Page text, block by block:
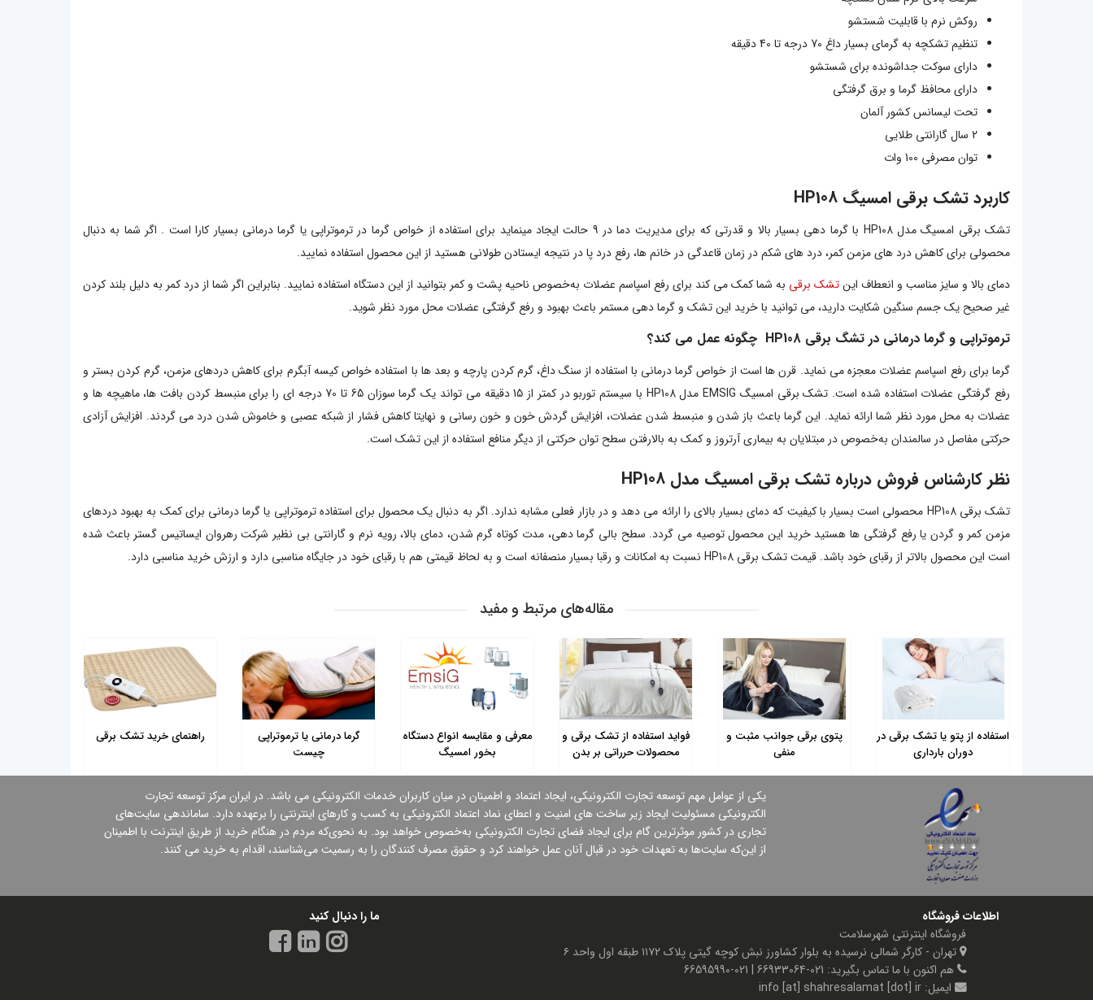
روکش نرم با قابلیت شستشو
تنظیم تشکچه به گرمای بسیار داغ 70 درجه تا 40 دقیقه
دارای سوکت جداشونده برای شستشو
دارای محافظ گرما و برق گرفتگی
تحت لیسانس کشور آلمان
2 سال گارانتی طلایی
توان مصرفی 100 وات
کاربرد تشک برقی امسیگ HP108
تشک برقی امسیگ مدل HP108 با گرما دهی بسیار بالا و قدرتی که برای مدیریت دما در 9 حالت ایجاد مینماید برای استفاده از خواص گرما در ترموتراپی یا گرما درمانی بسیار کارا است . اگر شما به دنبال
محصولی برای کاهش درد های مزمن کمر، درد های شکم در زمان قاعدگی در خانم ها، رفع درد پا در نتیجه ایستادن طولانی هستید از این محصول استفاده نمایید.
دمای بالا و سایز مناسب و انعطاف اینتشک برقی به شما کمک می کند برای رفع اسپاسم عضلات به‌خصوص ناحیه پشت و کمر بتوانید از این دستگاه استفاده نمایید. بنابراین اگر شما از درد کمر به دلیل بلند کردن
غیر صحیح یک جسم سنگین شکایت دارید، می توانید با خرید این تشک و گرما دهی مستمر باعث بهبود و رفع گرفتگی عضلات محل مورد نظر شوید.
ترموتراپی و گرما درمانی در تشگ برقی HP108 چگونه عمل می کند؟
گرما برای رفع اسپاسم عضلات معجزه می نماید. قرن ها است از خواص گرما درمانی با استفاده از سنگ داغ، گرم کردن پارچه و بعد ها با استفاده خواص کیسه آبگرم برای کاهش دردهای مزمن، گرم کردن بستر و
رفع گرفتگی عضلات استفاده شده است. تشک برقی امسیگ EMSIG مدل HP108 با سیستم توربو در کمتر از 15 دقیقه می تواند یک گرما سوزان 65 تا 70 درجه ای را برای منبسط کردن بافت ها، ماهیچه ها و
عضلات به محل مورد نظر شما ارائه نماید. این گرما باعث باز شدن و منبسط شدن عضلات، افزایش گردش خون و خون رسانی و نهایتا کاهش فشار از شبکه عصبی و خاموش شدن درد می گردند. افزایش آزادی
حرکتی مفاصل در سالمندان به‌خصوص در مبتلایان به بیماری آرتروز و کمک به بالارفتن سطح توان حرکتی از دیگر منافع استفاده از این تشک است.
نظر کارشناس فروش درباره تشک برقی امسیگ مدل HP108
تشک برقی HP108 محصولی است بسیار با کیفیت که دمای بسیار بالای را ارائه می دهد و در بازار فعلی مشابه ندارد. اگر به دنبال یک محصول برای استفاده ترموتراپی یا گرما درمانی برای کمک به بهبود دردهای
مزمن کمر و گردن یا رفع گرفتگی ها هستید خرید این محصول توصیه می گردد. سطح بالی گرما دهی، مدت کوتاه گرم شدن، دمای بالا، رویه نرم و گارانتی بی نظیر شرکت رهروان ایساتیس گستر باعث شده
است این محصول بالاتر از رقبای خود باشد. قیمت تشک برقی HP108 نسبت به امکانات و رقبا بسیار منصفانه است و به لحاظ قیمتی هم با رقبای خود در جایگاه مناسبی دارد و ارزش خرید مناسبی دارد.
مقاله‌های مرتبط و مفید
استفاده از پتو یا تشک برقی در
دوران بارداری
پتوی برقی جوانب مثبت و
منفی
فواید استفاده از تشک برقی و
محصولات حرراتی بر بدن
معرفی و مقایسه انواع دستگاه
بخور امسیگ
گرما درمانی یا ترموتراپی
چیست
راهنمای خرید تشک برقی
یكی از عوامل مهم توسعه تجارت الكترونیكی، ایجاد اعتماد و اطمینان در میان كاربران خدمات الكترونیكی می باشد. در ایران مركز توسعه تجارت
الكترونیكی مسئولیت ایجاد زیر ساخت های امنیت و اعطای نماد اعتماد الكترونیكی به کسب و کارهای اینترنتی را برعهده دارد. ساماندهی سایت‌های
تجاری در كشور موثرترین گام برای ایجاد فضای تجارت الكترونیكی به‌خصوص خواهد بود. به نحوی‌كه مردم در هنگام خرید از طریق اینترنت با اطمینان
از این‌كه سایت‌ها به تعهدات خود در قبال آنان عمل خواهند كرد و حقوق مصرف كنندگان را به رسمیت می‌شناسند،‌ اقدام به خرید می كنند.
اطلاعات فروشگاه
فروشگاه اینترنتی شهرسلامت
تهران - کارگر شمالی نرسیده به بلوار کشاورز نبش کوچه گیتی پلاک ۱۱۷۲ طبقه اول واحد ۶
هم اکنون با ما تماس بگیرید: 021-66933064 | 021-66595990
ایمیل: info [at] shahresalamat [dot] ir
ما را دنبال کنید